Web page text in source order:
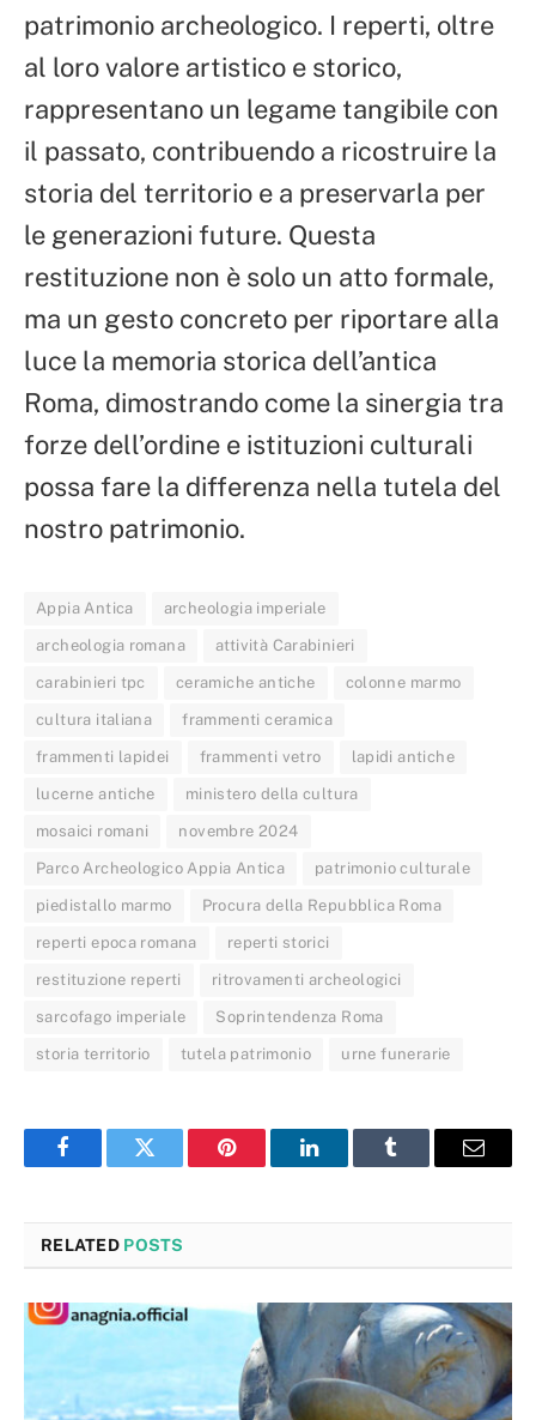
patrimonio archeologico. I reperti, oltre
al loro valore artistico e storico,
rappresentano un legame tangibile con
il passato, contribuendo a ricostruire la
storia del territorio e a preservarla per
le generazioni future. Questa
restituzione non è solo un atto formale,
ma un gesto concreto per riportare alla
luce la memoria storica dell’antica
Roma, dimostrando come la sinergia tra
forze dell’ordine e istituzioni culturali
possa fare la differenza nella tutela del
nostro patrimonio.
Appia Antica archeologia imperiale
archeologia romana attività Carabinieri
carabinieri tpc ceramiche antiche colonne marmo
cultura italiana frammenti ceramica
frammenti lapidei frammenti vetro lapidi antiche
lucerne antiche ministero della cultura
mosaici romani novembre 2024
Parco Archeologico Appia Antica patrimonio culturale
piedistallo marmo Procura della Repubblica Roma
reperti epoca romana reperti storici
restituzione reperti ritrovamenti archeologici
sarcofago imperiale Soprintendenza Roma
storia territorio tutela patrimonio urne funerarie
FacebookTwitter Pinterest LinkedInTumblr Email
RELATED POSTS